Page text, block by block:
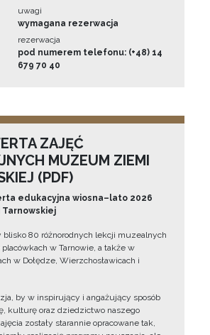
uwagi
wymagana rezerwacja
rezerwacja
pod numerem telefonu: (+48) 14
679 70 40
ZAJĘĆ
MUZEUM ZIEMI
(PDF)
edukacyjna wiosna–lato 2026
Tarnowskiej
blisko 80 różnorodnych lekcji muzealnych
w Tarnowie, a także w
w Dołędze, Wierzchosławicach i
by w inspirujący i angażujący sposób
kulturę oraz dziedzictwo naszego
zostały starannie opracowane tak,